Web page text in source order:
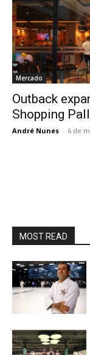
Mercado
Outback
Shopping
André Nunes - 6 de
MOST READ